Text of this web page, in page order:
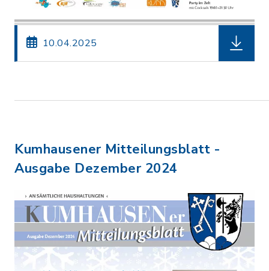
10.04.2025
Kumhausener Mitteilungsblatt -
Ausgabe Dezember 2024